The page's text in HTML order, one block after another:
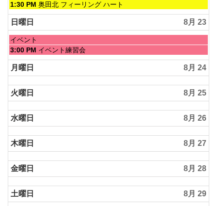
月
2026
土
曜
日,
8
月
22nd
2026
1:30 PM 奥田北 フィーリング ハート
日曜日 8月 23
日
曜
日,
8
月
2026
イベント
日
曜
日,
8
月
23rd
2026
3:00 PM イベント練習会
月曜日 8月 24
火曜日 8月 25
水曜日 8月 26
木曜日 8月 27
金曜日 8月 28
土曜日 8月 29